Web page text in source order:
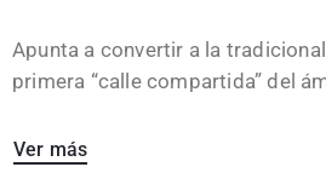
Apunta a convertir a la
primera “calle compartida” del
Ver más